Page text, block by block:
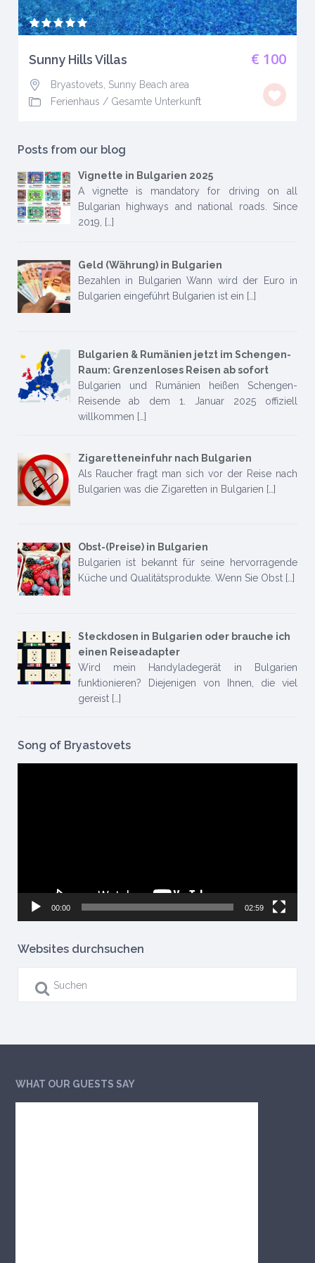
€ 100
Sunny Hills Villas
Bryastovets, Sunny Beach area
Ferienhaus / Gesamte Unterkunft
Posts from our blog
Vignette in Bulgarien 2025
A vignette is mandatory for driving on all
Bulgarian highways and national roads. Since
2019, […]
Geld (Währung) in Bulgarien
Bezahlen in Bulgarien Wann wird der Euro in
Bulgarien eingeführt Bulgarien ist ein […]
Bulgarien & Rumänien jetzt im Schengen-
Raum: Grenzenloses Reisen ab sofort
Bulgarien und Rumänien heißen Schengen-
Reisende ab dem 1. Januar 2025 offiziell
willkommen […]
Zigaretteneinfuhr nach Bulgarien
Als Raucher fragt man sich vor der Reise nach
Bulgarien was die Zigaretten in Bulgarien […]
Obst-(Preise) in Bulgarien
Bulgarien ist bekannt für seine hervorragende
Küche und Qualitätsprodukte. Wenn Sie Obst […]
Steckdosen in Bulgarien oder brauche ich
einen Reiseadapter
Wird mein Handyladegerät in Bulgarien
funktionieren? Diejenigen von Ihnen, die viel
gereist […]
Song of Bryastovets
00:00 02:59
Websites durchsuchen
WHAT OUR GUESTS SAY